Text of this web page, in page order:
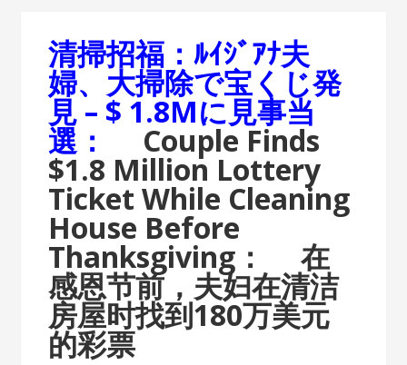
清掃招福：ﾙｲｼﾞｱﾅ夫
婦、大掃除で宝くじ発
見 – $ 1.8Mに見事当
選： Couple Finds
$1.8 Million Lottery
Ticket While Cleaning
House Before
Thanksgiving： 在
感恩节前，夫妇在清洁
房屋时找到180万美元
的彩票